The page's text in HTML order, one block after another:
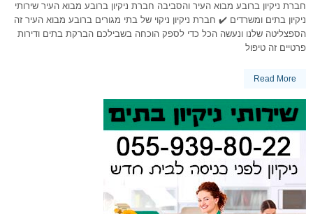
חברת ניקיון ברובע מבוא העיר והסביבה חברת ניקיון ברובע מבוא העיר שירותי
ניקיון בתים ומשרדים ✔️ חברת ניקיון ניקוי של בתי מגורים ברובע מבוא העיר זה
הספצליטה שלנו ונעשה הכל כדי לספק הוכחה בשבילכם הברקת בתים ודירות
פרטיים זה טיפול
Read More